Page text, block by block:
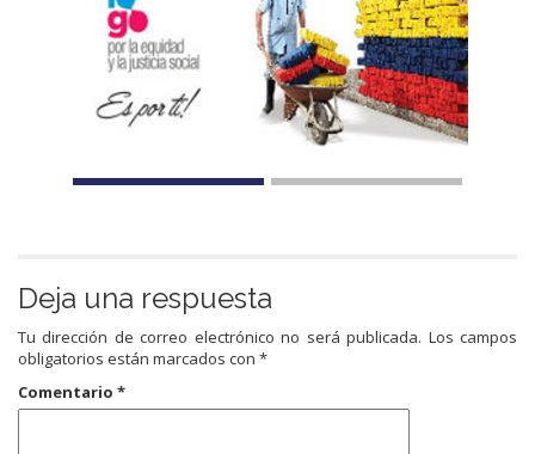
Deja una respuesta
Tu dirección de correo electrónico no será publicada. Los campos
obligatorios están marcados con *
Comentario *